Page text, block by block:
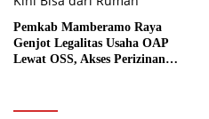
Pemkab Mamberamo Raya
Genjot Legalitas Usaha OAP
Lewat OSS, Akses Perizinan